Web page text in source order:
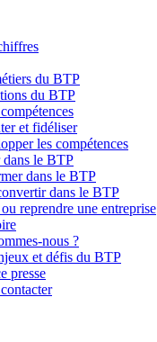
du BTP
du BTP
et fidéliser
les compétences
le BTP
dans le BTP
dans le BTP
reprendre une entreprise
nous ?
et défis du BTP
presse